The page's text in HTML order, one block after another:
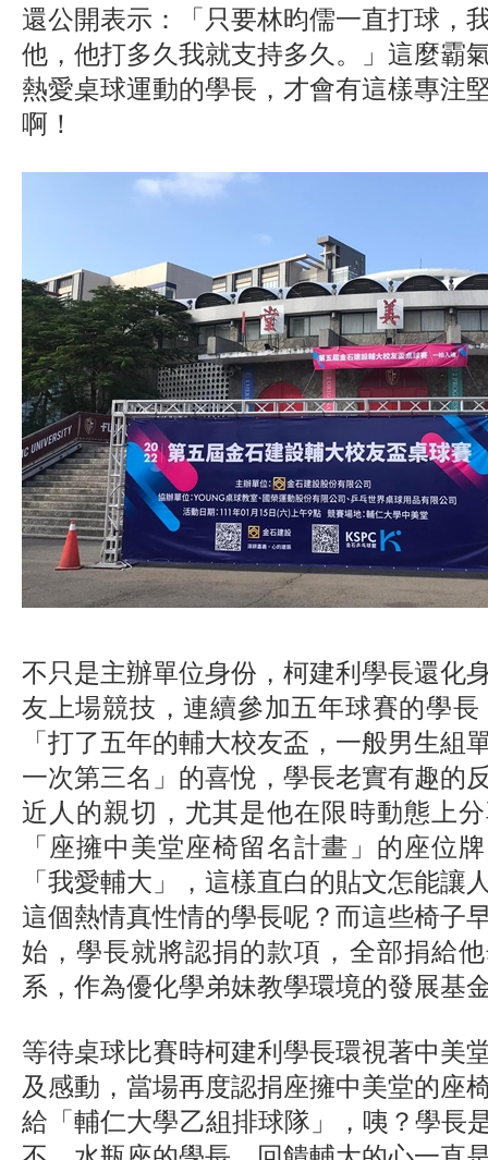
還公開表示：「只要林昀儒一直打球，
他，他打多久我就支持多久。」這麼霸
熱愛桌球運動的學長，才會有這樣專注
啊！
不只是主辦單位身份，柯建利學長還化
友上場競技，連續參加五年球賽的學
「打了五年的輔大校友盃，一般男生組
一次第三名」的喜悅，學長老實有趣的
近人的親切，尤其是他在限時動態上
「座擁中美堂座椅留名計畫」的座位
「我愛輔大」，這樣直白的貼文怎能讓
這個熱情真性情的學長呢？而這些椅子
始，學長就將認捐的款項，全部捐給
系，作為優化學弟妹教學環境的發展基
等待桌球比賽時柯建利學長環視著中美
及感動，當場再度認捐座擁中美堂的座
給「輔仁大學乙組排球隊」，咦？學長